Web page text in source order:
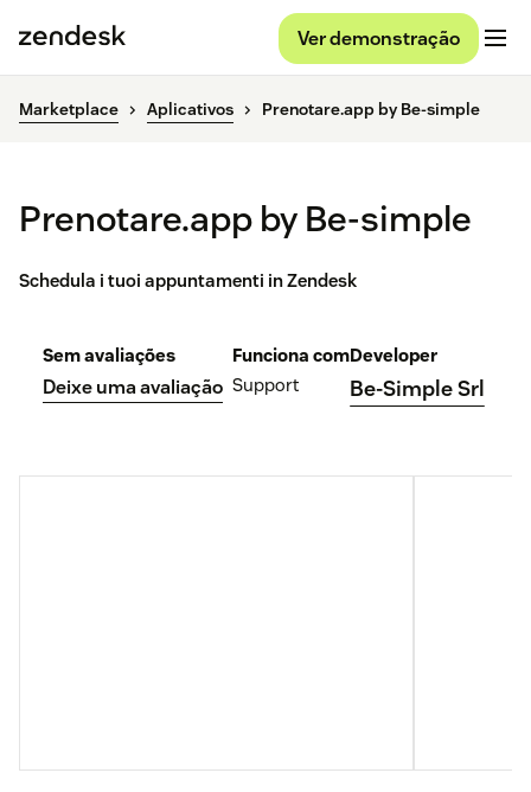
Ver demonstração
Marketplace Aplicativos Prenotare.app by Be-simple
Prenotare.app by Be-simple
Schedula i tuoi appuntamenti in Zendesk
Sem avaliações
Deixe uma avaliação
Funciona com
Support
Developer
Be-Simple Srl